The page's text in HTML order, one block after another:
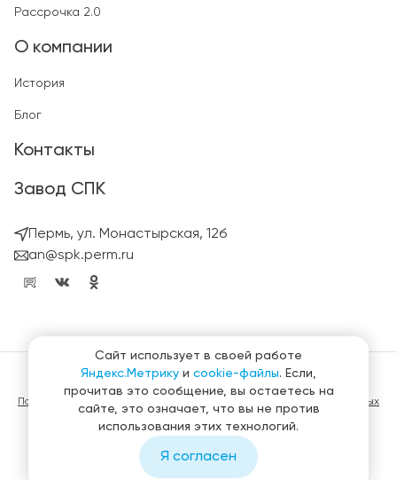
Рассрочка 2.0
О компании
История
Блог
Контакты
Завод СПК
Пермь, ул. Монастырская, 12б
an@spk.perm.ru
© ГК СтройПанельКомплект 2023 – 2026
Политика конфиденциальности в отношении обработки персональных
данных
Материалы, представленные на сайте не являются публичной
Создание и продвижение сайтов
Сайт использует в своей работе
Яндекс.Метрику и cookie-файлы. Если,
прочитав это сообщение, вы остаетесь на
сайте, это означает, что вы не против
использования этих технологий.
Я согласен